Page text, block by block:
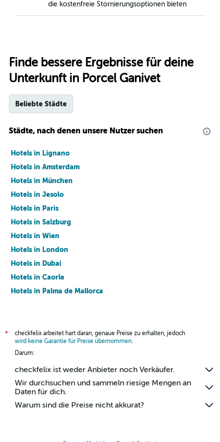
die kostenfreie Stornierungsoptionen bieten
Finde bessere Ergebnisse für deine
Unterkunft in Porcel Ganivet
Beliebte Städte
Städte, nach denen unsere Nutzer suchen
Hotels in Lignano
Hotels in Amsterdam
Hotels in München
Hotels in Jesolo
Hotels in Paris
Hotels in Salzburg
Hotels in Wien
Hotels in London
Hotels in Dubai
Hotels in Caorle
Hotels in Palma de Mallorca
*
checkfelix arbeitet hart daran, genaue Preise zu erhalten, jedoch
wird keine Garantie für Preise übernommen.
Darum:
checkfelix ist weder Anbieter noch Verkäufer.
Wir durchsuchen und sammeln riesige Mengen an
Daten für dich.
Warum sind die Preise nicht akkurat?